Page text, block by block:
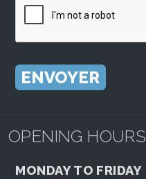
OPENING HOURS
MONDAY TO FRIDAY